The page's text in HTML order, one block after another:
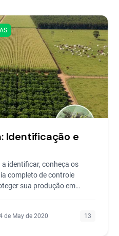
Identificação e
identificar, conheça os
completo de controle
sua produção em
de May de 2020 13